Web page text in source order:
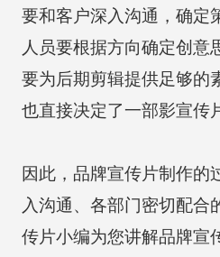
要和客户深入沟通，确定
人员要根据方向确定创意
要为后期剪辑提供足够的
也直接决定了一部影宣传
因此，品牌宣传片制作的
入沟通、各部门密切配合
传片小编为您讲解品牌宣